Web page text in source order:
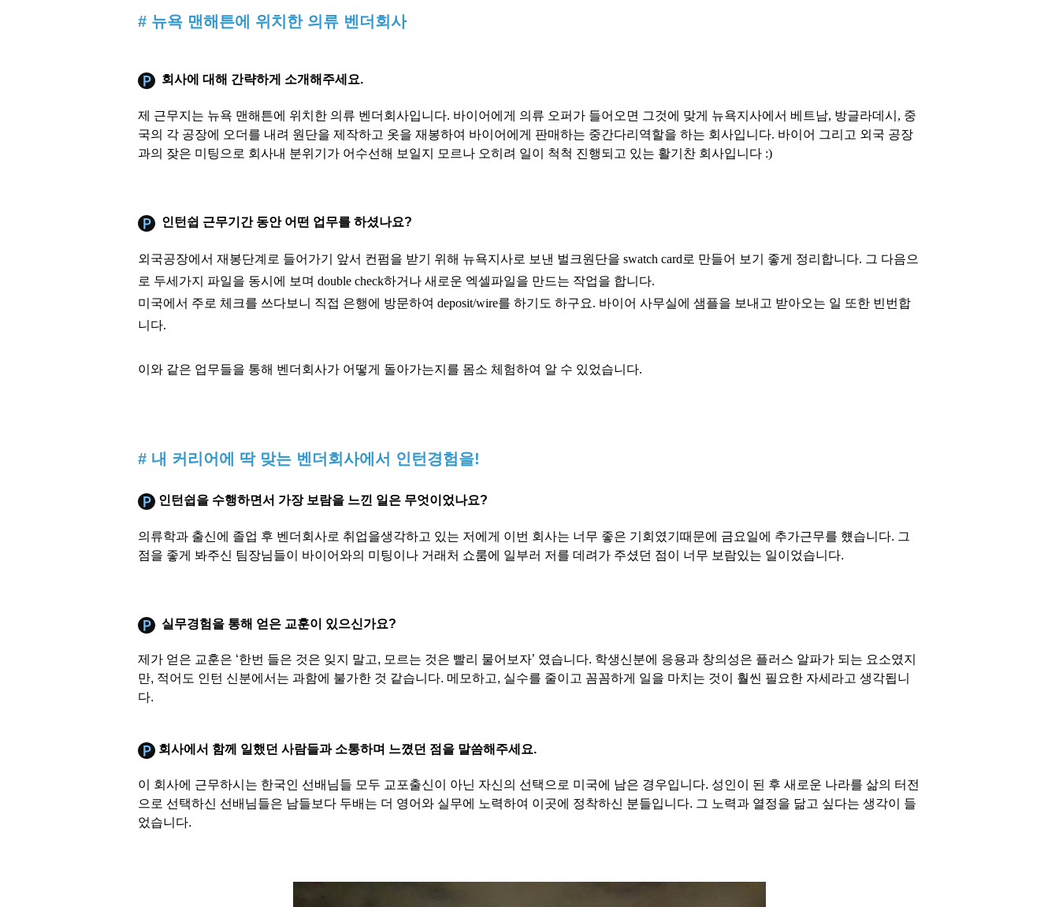
# 뉴욕 맨해튼에 위치한 의류 벤더회사
회사에 대해 간략하게 소개해주세요.
제 근무지는 뉴욕 맨해튼에 위치한 의류 벤더회사입니다. 바이어에게 의류 오퍼가 들어오면 그것에 맞게 뉴욕지사에서 베트남, 방글라데시, 중
국의 각 공장에 오더를 내려 원단을 제작하고 옷을 재봉하여 바이어에게 판매하는 중간다리역할을 하는 회사입니다. 바이어 그리고 외국 공장
과의 잦은 미팅으로 회사내 분위기가 어수선해 보일지 모르나 오히려 일이 척척 진행되고 있는 활기찬 회사입니다 :)
인턴쉽 근무기간 동안 어떤 업무를 하셨나요?
외국공장에서 재봉단계로 들어가기 앞서 컨펌을 받기 위해 뉴욕지사로 보낸 벌크원단을 swatch card로 만들어 보기 좋게 정리합니다. 그 다음으
로 두세가지 파일을 동시에 보며 double check하거나 새로운 엑셀파일을 만드는 작업을 합니다.
미국에서 주로 체크를 쓰다보니 직접 은행에 방문하여 deposit/wire를 하기도 하구요. 바이어 사무실에 샘플을 보내고 받아오는 일 또한 빈번합
니다.
이와 같은 업무들을 통해 벤더회사가 어떻게 돌아가는지를 몸소 체험하여 알 수 있었습니다.
# 내 커리어에 딱 맞는 벤더회사에서 인턴경험을!
인턴쉽을 수행하면서 가장 보람을 느낀 일은 무엇이었나요?
의류학과 출신에 졸업 후 벤더회사로 취업을생각하고 있는 저에게 이번 회사는 너무 좋은 기회였기때문에 금요일에 추가근무를 헀습니다. 그
점을 좋게 봐주신 팀장님들이 바이어와의 미팅이나 거래처 쇼룸에 일부러 저를 데려가 주셨던 점이 너무 보람있는 일이었습니다.
실무경험을 통해 얻은 교훈이 있으신가요?
제가 얻은 교훈은 ‘한번 들은 것은 잊지 말고, 모르는 것은 빨리 물어보자’ 였습니다. 학생신분에 응용과 창의성은 플러스 알파가 되는 요소였지
만, 적어도 인턴 신분에서는 과함에 불가한 것 같습니다. 메모하고, 실수를 줄이고 꼼꼼하게 일을 마치는 것이 훨씬 필요한 자세라고 생각됩니
다.
회사에서 함께 일했던 사람들과 소통하며 느꼈던 점을 말씀해주세요.
이 회사에 근무하시는 한국인 선배님들 모두 교포출신이 아닌 자신의 선택으로 미국에 남은 경우입니다. 성인이 된 후 새로운 나라를 삶의 터전
으로 선택하신 선배님들은 남들보다 두배는 더 영어와 실무에 노력하여 이곳에 정착하신 분들입니다. 그 노력과 열정을 닮고 싶다는 생각이 들
었습니다.